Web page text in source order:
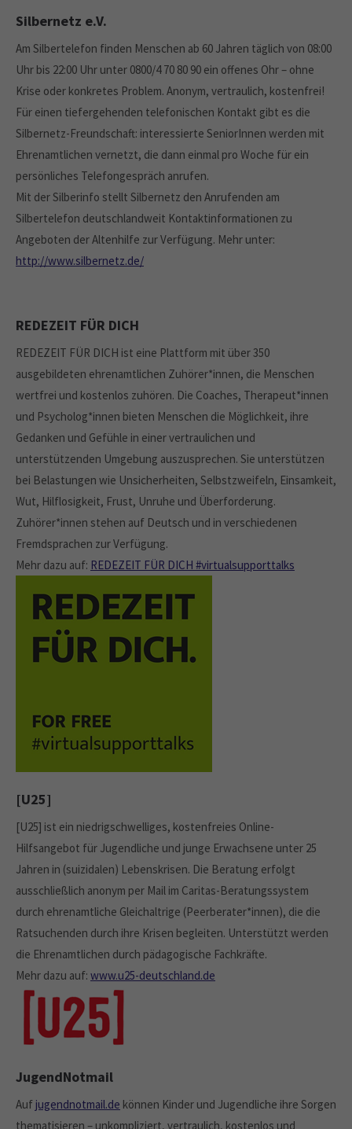
Silbernetz e.V.
Am Silbertelefon finden Menschen ab 60 Jahren täglich von 08:00
Uhr bis 22:00 Uhr unter 0800/4 70 80 90 ein offenes Ohr – ohne
Krise oder konkretes Problem. Anonym, vertraulich, kostenfrei!
Für einen tiefergehenden telefonischen Kontakt gibt es die
Silbernetz-Freundschaft: interessierte SeniorInnen werden mit
Ehrenamtlichen vernetzt, die dann einmal pro Woche für ein
persönliches Telefongespräch anrufen.
Mit der Silberinfo stellt Silbernetz den Anrufenden am
Silbertelefon deutschlandweit Kontaktinformationen zu
Angeboten der Altenhilfe zur Verfügung. Mehr unter:
http://www.silbernetz.de/
REDEZEIT FÜR DICH
REDEZEIT FÜR DICH ist eine Plattform mit über 350
ausgebildeten ehrenamtlichen Zuhörer*innen, die Menschen
wertfrei und kostenlos zuhören. Die Coaches, Therapeut*innen
und Psycholog*innen bieten Menschen die Möglichkeit, ihre
Gedanken und Gefühle in einer vertraulichen und
unterstützenden Umgebung auszusprechen. Sie unterstützen
bei Belastungen wie Unsicherheiten, Selbstzweifeln, Einsamkeit,
Wut, Hilflosigkeit, Frust, Unruhe und Überforderung.
Zuhörer*innen stehen auf Deutsch und in verschiedenen
Fremdsprachen zur Verfügung.
Mehr dazu auf: REDEZEIT FÜR DICH #virtualsupporttalks
[U25]
[U25] ist ein niedrigschwelliges, kostenfreies Online-
Hilfsangebot für Jugendliche und junge Erwachsene unter 25
Jahren in (suizidalen) Lebenskrisen. Die Beratung erfolgt
ausschließlich anonym per Mail im Caritas-Beratungssystem
durch ehrenamtliche Gleichaltrige (Peerberater*innen), die die
Ratsuchenden durch ihre Krisen begleiten. Unterstützt werden
die Ehrenamtlichen durch pädagogische Fachkräfte.
Mehr dazu auf: www.u25-deutschland.de
JugendNotmail
Auf jugendnotmail.de können Kinder und Jugendliche ihre Sorgen
thematisieren – unkompliziert, vertraulich, kostenlos und